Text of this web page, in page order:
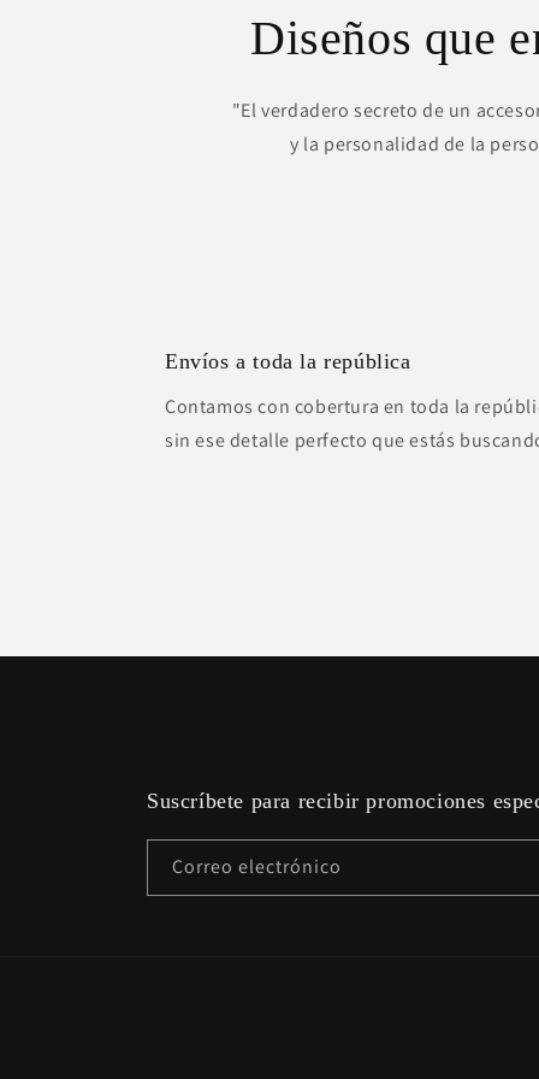
Diseños que
"El verdadero secreto de un
y la personalidad de la
Envíos a toda la república
Contamos con cobertura en toda la
sin ese detalle perfecto que estás
Suscríbete para recibir promociones
Correo electrónico